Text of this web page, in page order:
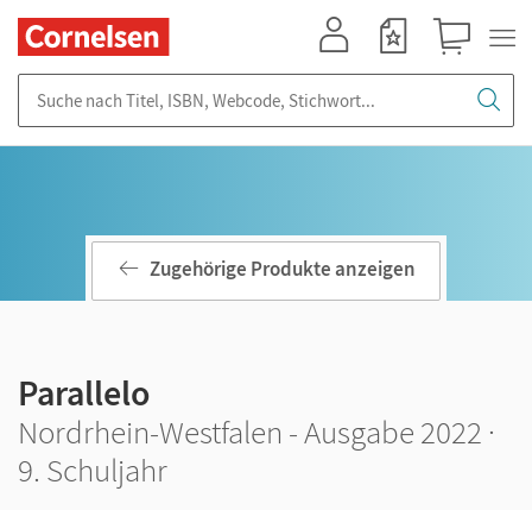
Zugehörige Produkte anzeigen
Parallelo
Nordrhein-Westfalen - Ausgabe 2022 ·
9. Schuljahr